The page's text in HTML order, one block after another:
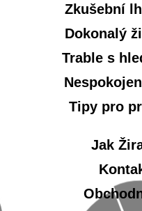
Zkušební
Dokonalý
Trable s
Tipy pro
Jak